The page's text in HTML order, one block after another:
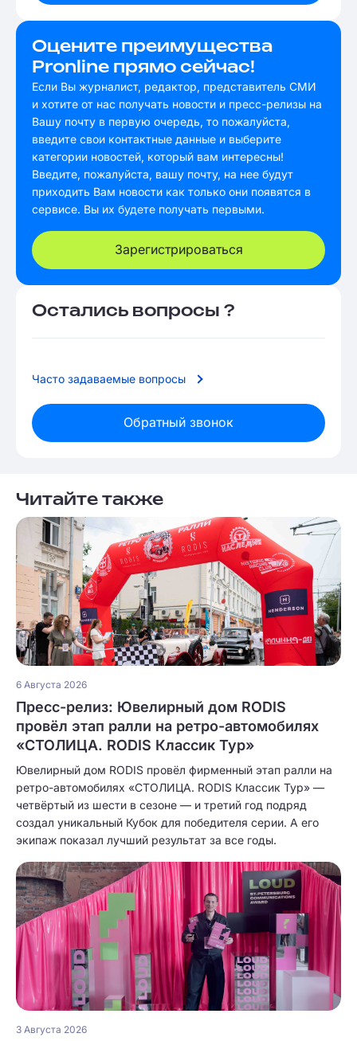
Оцените преимущества
Pronline прямо сейчас!
Если Вы журналист, редактор, представитель СМИ
и хотите от нас получать новости и пресс-релизы на
Вашу почту в первую очередь, то пожалуйста,
введите свои контактные данные и выберите
категории новостей, который вам интересны!
Введите, пожалуйста, вашу почту, на нее будут
приходить Вам новости как только они появятся в
сервисе. Вы их будете получать первыми.
Зарегистрироваться
Остались вопросы ?
Часто задаваемые вопросы
Обратный звонок
Читайте также
6 Августа 2026
Пресс-релиз: Ювелирный дом RODIS
провёл этап ралли на ретро-автомобилях
«СТОЛИЦА. RODIS Классик Тур»
Ювелирный дом RODIS провёл фирменный этап ралли на
ретро-автомобилях «СТОЛИЦА. RODIS Классик Тур» —
четвёртый из шести в сезоне — и третий год подряд
создал уникальный Кубок для победителя серии. А его
экипаж показал лучший результат за все годы.
3 Августа 2026